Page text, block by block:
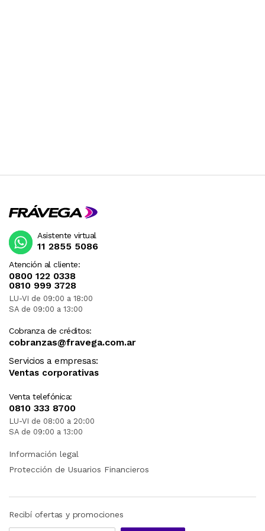
Atención al cliente:
0800 122 0338
0810 999 3728
LU-VI de 09:00 a 18:00
SA de 09:00 a 13:00
Cobranza de créditos:
cobranzas@fravega.com.ar
Servicios a empresas:
Ventas corporativas
Venta telefónica:
0810 333 8700
LU-VI de 08:00 a 20:00
SA de 09:00 a 13:00
Asistente virtual
11 2855 5086
Información legal
Protección de Usuarios Financieros
Recibí ofertas y promociones